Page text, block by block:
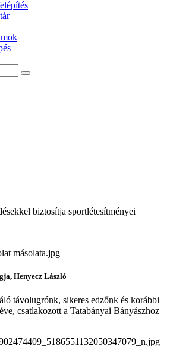
biztosítja sportlétesítményei
Henyecz László
távolugrónk, sikeres edzőnk és korábbi
csatlakozott a Tatabányai Bányászhoz